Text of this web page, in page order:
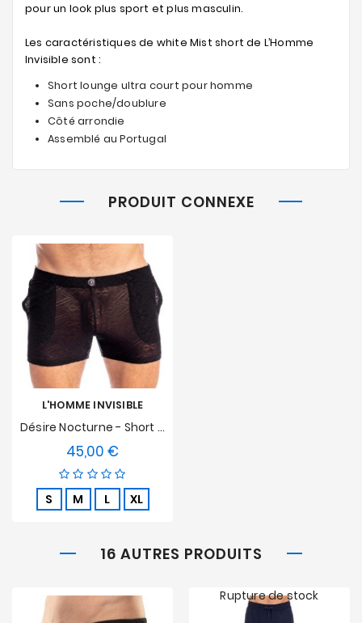
pour un look plus sport et plus masculin.
Les caractéristiques de white Mist short de L’Homme
Invisible sont :
Short lounge ultra court pour homme
Sans poche/doublure
Côté arrondie
Assemblé au Portugal
PRODUIT CONNEXE
L'HOMME INVISIBLE
Désire Nocturne - Short Lounge
45,00 €
S M L XL
16 AUTRES PRODUITS
Rupture de stock